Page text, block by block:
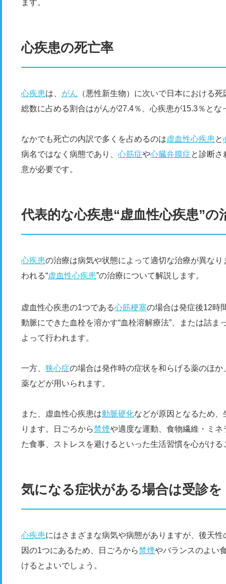
ます。
心疾患の死亡率
心疾患は、 がん （悪性新生物）に次いで日本における
総数に占める割合はがんが27.4％、心疾患が15.3％とな
なかでも死亡の内訳で多くを占めるのは虚血性心疾患 と
病名ではなく病態であり、 心筋症や心臓弁膜症と診断さ
意が必要です。
代表的な心疾患“虚血性心疾患”の
心疾患の治療は病気や状態によって適切な治療が異な
われる“虚血性心疾患”の治療について解説します。
虚血性心疾患の1つである心筋梗塞の場合は発症後12時
動脈にできた血栓を溶かす“血栓溶解療法”、または詰ま
よって行われます。
一方、 狭心症の場合は発作時の症状を和らげる薬のほ
薬などが用いられます。
また、虚血性心疾患は動脈硬化などが原因となるため
ります。日ごろから禁煙や適度な運動、食物繊維・ミ
た食事、ストレスを避けるといった生活習慣を心がける
気になる症状がある場合は受診を
心疾患にはさまざまな病気や病態がありますが、後天
因の1つにあるため、日ごろから禁煙やバランスのよい
けるとよいでしょう。